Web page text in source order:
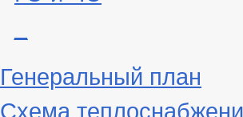
Генеральный план
Схема